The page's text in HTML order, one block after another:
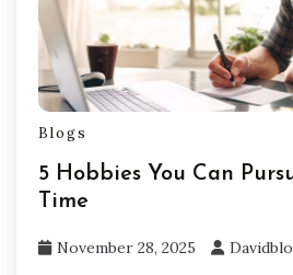
Blogs
5 Hobbies You Can
Time
November 28, 2025